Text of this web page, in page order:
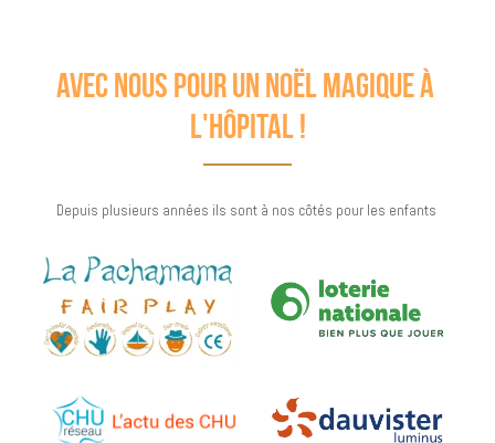
avec nous pour un noël magique à
l'hôpital !
Depuis plusieurs années ils sont à nos côtés pour les enfants